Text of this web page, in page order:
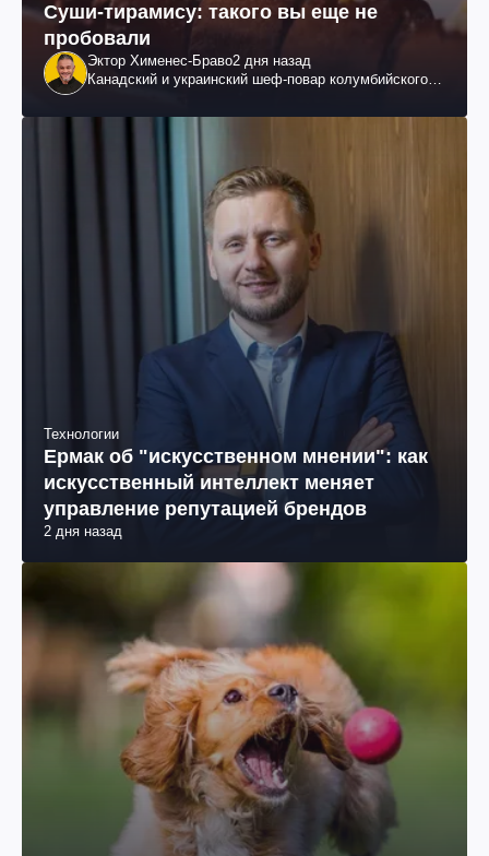
Суши-тирамису: такого вы еще не
пробовали
Эктор Хименес-Браво2 дня назад
Канадский и украинский шеф-повар колумбийского
Технологии
Ермак об "искусственном мнении": как
искусственный интеллект меняет
управление репутацией брендов
2 дня назад